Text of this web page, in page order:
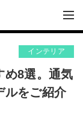
インテリア
め8選。通気
ルをご紹介